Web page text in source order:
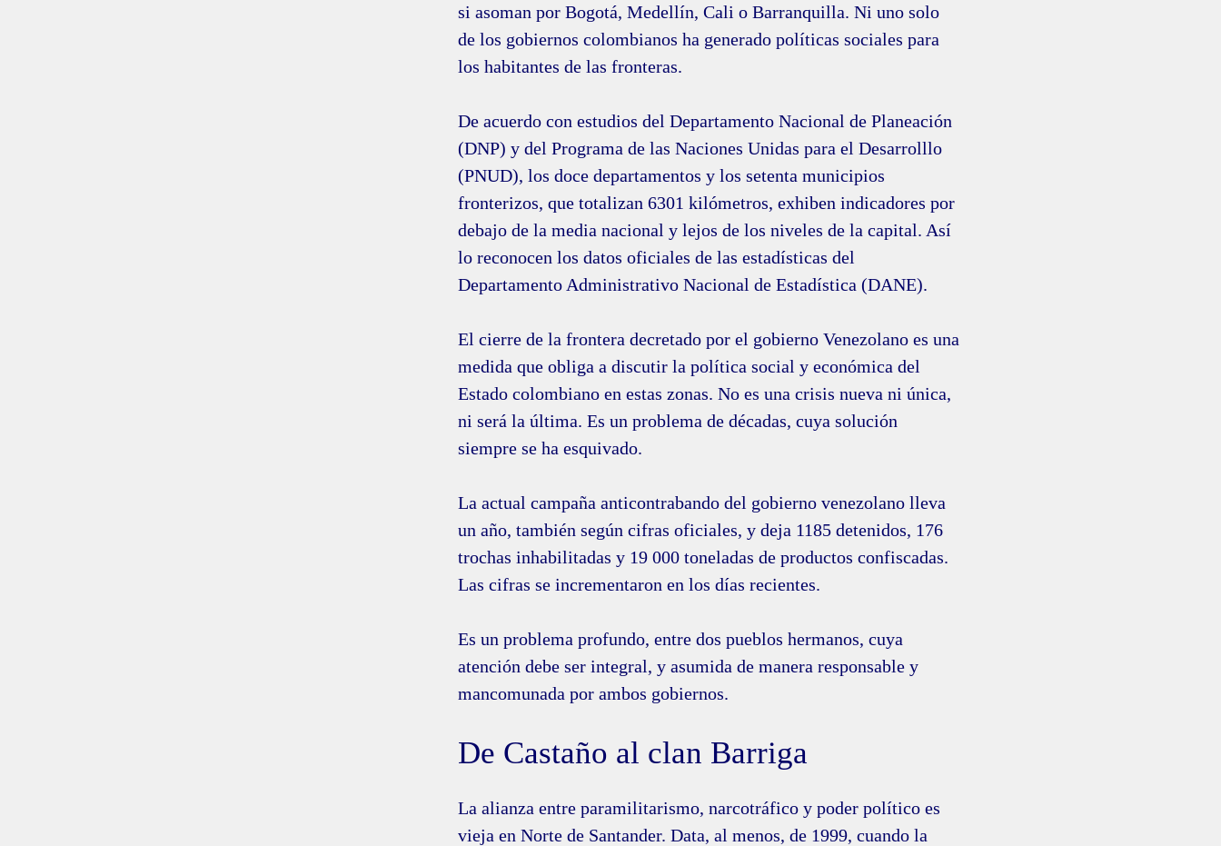
si asoman por Bogotá, Medellín, Cali o Barranquilla. Ni uno solo
de los gobiernos colombianos ha generado políticas sociales para
los habitantes de las fronteras.
De acuerdo con estudios del Departamento Nacional de Planeación
(DNP) y del Programa de las Naciones Unidas para el Desarrolllo
(PNUD), los doce departamentos y los setenta municipios
fronterizos, que totalizan 6301 kilómetros, exhiben indicadores por
debajo de la media nacional y lejos de los niveles de la capital. Así
lo reconocen los datos oficiales de las estadísticas del
Departamento Administrativo Nacional de Estadística (DANE).
El cierre de la frontera decretado por el gobierno Venezolano es una
medida que obliga a discutir la política social y económica del
Estado colombiano en estas zonas. No es una crisis nueva ni única,
ni será la última. Es un problema de décadas, cuya solución
siempre se ha esquivado.
La actual campaña anticontrabando del gobierno venezolano lleva
un año, también según cifras oficiales, y deja 1185 detenidos, 176
trochas inhabilitadas y 19 000 toneladas de productos confiscadas.
Las cifras se incrementaron en los días recientes.
Es un problema profundo, entre dos pueblos hermanos, cuya
atención debe ser integral, y asumida de manera responsable y
mancomunada por ambos gobiernos.
De Castaño al clan Barriga
La alianza entre paramilitarismo, narcotráfico y poder político es
vieja en Norte de Santander. Data, al menos, de 1999, cuando la